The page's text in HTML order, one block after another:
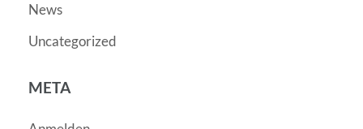
News
Uncategorized
META